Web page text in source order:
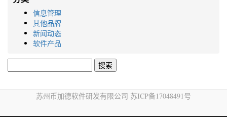
信息管理
其他品牌
新闻动态
软件产品
索：
苏州币加德软件研发有限公司 苏ICP备17048491号